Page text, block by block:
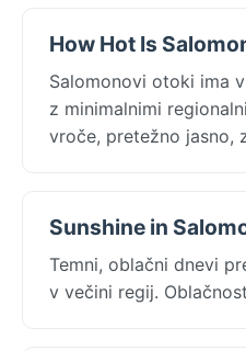
How Hot Is
Salomonovi otoki ima
z minimalnimi
vroče, pretežno jasno,
Sunshine in
Temni, oblačni dnevi
v večini regij.